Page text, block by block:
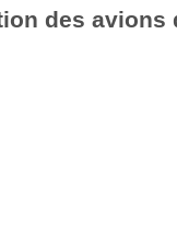
des avions